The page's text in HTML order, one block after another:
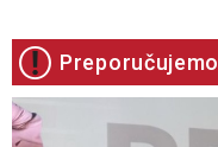
Preporučujemo